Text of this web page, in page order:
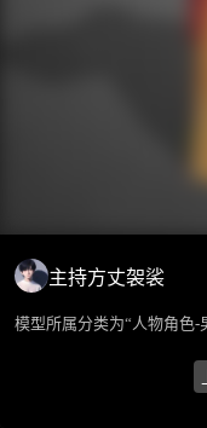
主持方丈袈裟